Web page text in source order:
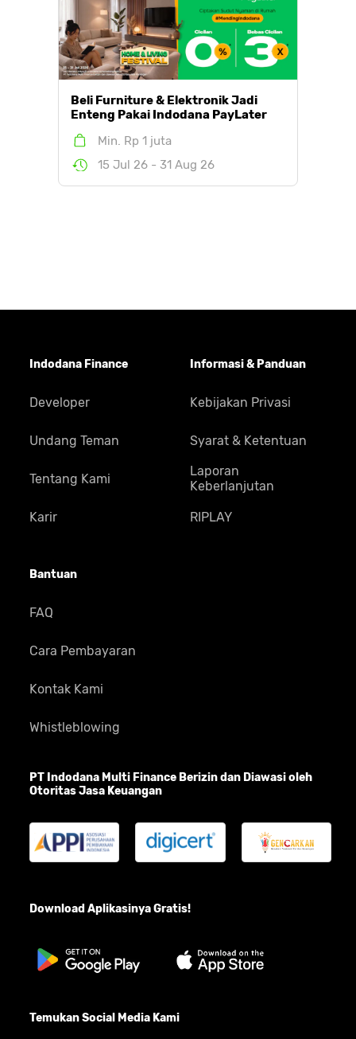
Beli Furniture & Elektronik Jadi
Enteng Pakai Indodana PayLater
Min. Rp 1 juta
15 Jul 26 - 31 Aug 26
Indodana Finance
Developer
Undang Teman
Tentang Kami
Karir
Bantuan
FAQ
Cara Pembayaran
Kontak Kami
Whistleblowing
Informasi & Panduan
Kebijakan Privasi
Syarat & Ketentuan
Laporan
Keberlanjutan
RIPLAY
PT Indodana Multi Finance Berizin dan Diawasi oleh
Otoritas Jasa Keuangan
Download Aplikasinya Gratis!
Temukan Social Media Kami